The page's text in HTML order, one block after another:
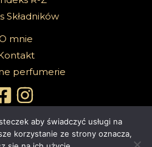
Składników
mnie
perfumerie
aby świadczyć usługi na
korzystanie ze strony oznacza,